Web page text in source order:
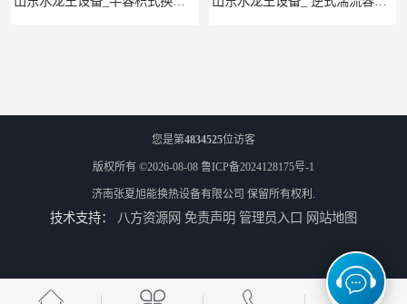
您是第4834525位访客
版权所有 ©2026-08-08 鲁ICP备2024128175号-1
济南张夏旭能换热设备有限公司 保留所有权利.
技术支持： 八方资源网 免责声明 管理员入口 网站地图